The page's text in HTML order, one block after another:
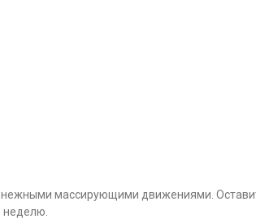
массирующими движениями.
неделю.